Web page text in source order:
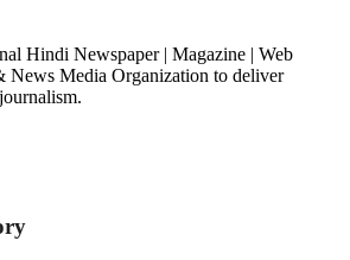
Hindi Newspaper | Magazine | Web
News Media Organization to deliver